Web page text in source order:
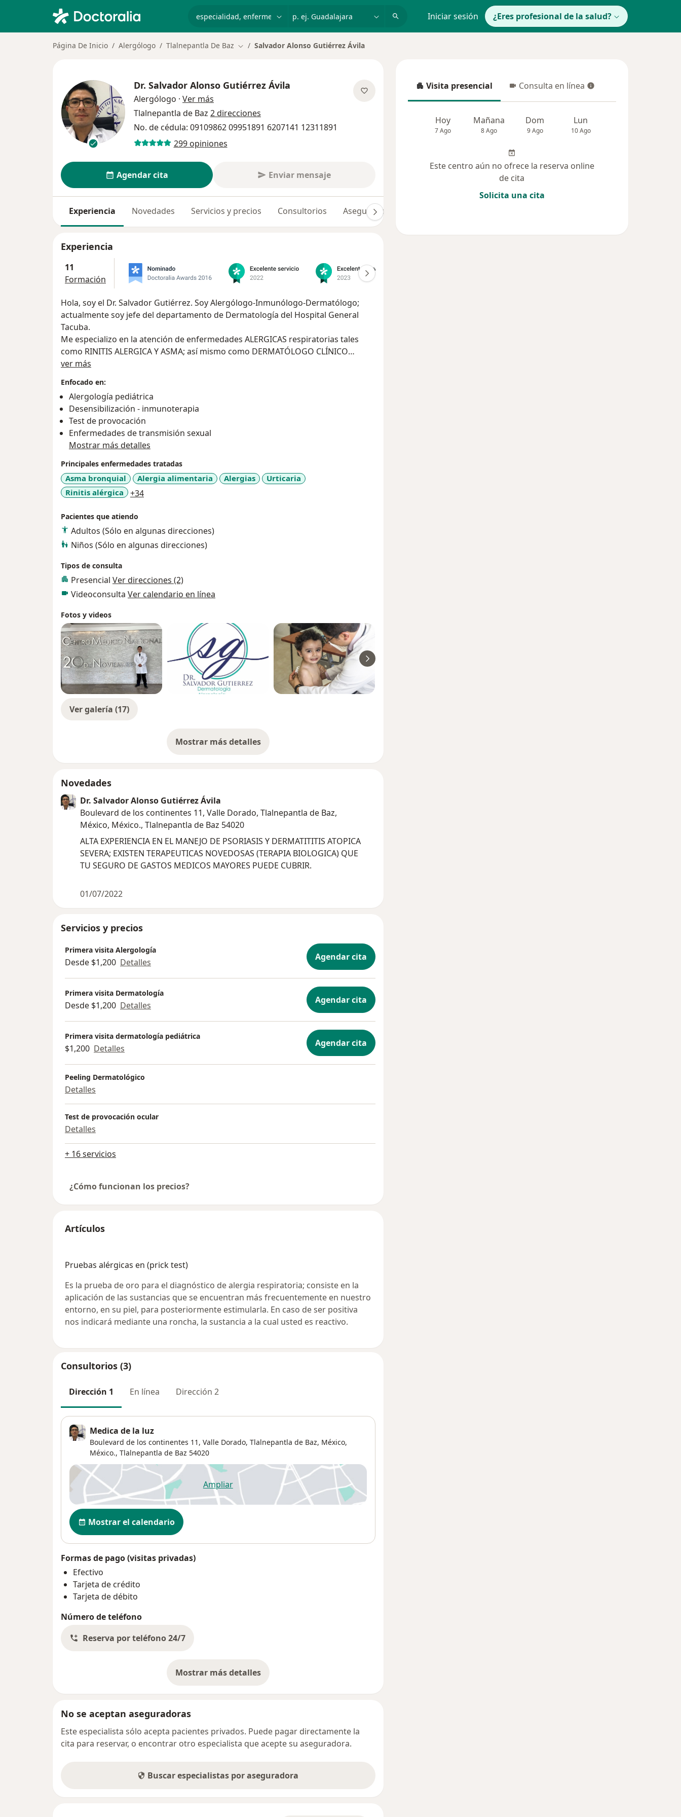
Iniciar sesión ¿Eres profesional de la salud?
Página De Inicio Alergólogo Tlalnepantla De Baz Cambiar de ciudad
Salvador Alonso Gutiérrez Ávila
Dr. Salvador Alonso Gutiérrez Ávila
Alergólogo · Ver más
Tlalnepantla de Baz 2 direcciones
No. de cédula: 09109862 09951891 6207141 12311891
299 opiniones
Agendar cita Enviar mensaje
Experiencia Novedades Servicios y precios Consultorios Aseguradoras
Experiencia
11
Formación
Hola, soy el Dr. Salvador Gutiérrez. Soy Alergólogo-Inmunólogo-Dermatólogo;
actualmente soy jefe del departamento de Dermatología del Hospital General
Tacuba.
Me especializo en la atención de enfermedades ALERGICAS respiratorias tales
como RINITIS ALERGICA Y ASMA; así mismo como DERMATÓLOGO CLÍNICO
cuento con los conocimientos para la atención de las diversas enfermedades de
PSORIASIS y otros padecimientos inmunológicos cutáneos.
ver más
Enfocado en:
Alergología pediátrica
Desensibilización - inmunoterapia
Test de provocación
Enfermedades de transmisión sexual
Mostrar más detalles
Principales enfermedades tratadas
Asma bronquial Alergia alimentaria Alergias
Urticaria
Rinitis alérgica
+34a11y_sr_more_diseases
Pacientes que atiendo
Adultos (Sólo en algunas direcciones)
Niños (Sólo en algunas direcciones)
Tipos de consulta
Presencial Ver direcciones (2)
Videoconsulta Ver calendario en línea
Fotos y videos
Ver galería (17)
Mostrar más detalles
sobre la experiencia
Novedades
Dr. Salvador Alonso Gutiérrez Ávila
Boulevard de los continentes 11, Valle Dorado, Tlalnepantla de Baz,
México, México., Tlalnepantla de Baz 54020
ALTA EXPERIENCIA EN EL MANEJO DE PSORIASIS Y DERMATITITIS ATOPICA
SEVERA; EXISTEN TERAPEUTICAS NOVEDOSAS (TERAPIA BIOLOGICA) QUE
TU SEGURO DE GASTOS MEDICOS MAYORES PUEDE CUBRIR.
01/07/2022
Servicios y precios
Primera visita Alergología
Desde $1,200 Detalles Agendar cita
Primera visita Dermatología
Desde $1,200 Detalles Agendar cita
Primera visita dermatología pediátrica
$1,200 Detalles Agendar cita
Peeling Dermatológico
Detalles
Test de provocación ocular
Detalles
+ 16 servicios
¿Cómo funcionan los precios?
Artículos
Pruebas alérgicas en (prick test)
Es la prueba de oro para el diagnóstico de alergia respiratoria; consiste en la
aplicación de las sustancias que se encuentran más frecuentemente en nuestro
entorno, en su piel, para posteriormente estimularla. En caso de ser positiva
nos indicará mediante una roncha, la sustancia a la cual usted es reactivo.
Consultorios (3)
Dirección 1 En línea Dirección 2
Medica de la luz
Boulevard de los continentes 11, Valle Dorado, Tlalnepantla de Baz, México,
México., Tlalnepantla de Baz 54020
Ampliarse abre en una nueva pestaña
Disponibilidad
Mostrar el calendario
Formas de pago (visitas privadas)
Efectivo
Tarjeta de crédito
Tarjeta de débito
Número de teléfono
Reserva por teléfono 24/7
Mostrar más detalles
sobre la dirección
No se aceptan aseguradoras
Este especialista sólo acepta pacientes privados. Puede pagar directamente la
cita para reservar, o encontrar otro especialista que acepte su aseguradora.
Buscar especialistas por aseguradora
Visita presencial
Visita presencial Consulta en línea
Consulta en línea
Hoy
7 Ago
Mañana
8 Ago
Dom
9 Ago
Lun
10 Ago
Este centro aún no ofrece la reserva online
de cita
Solicita una cita